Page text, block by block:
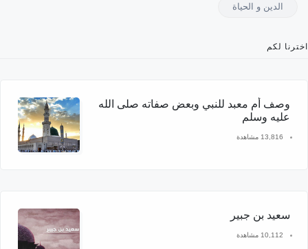
الدين و الحياة
اخترنا لكم
وصف أم معبد للنبي وبعض صفاته صلى الله
عليه وسلم
13,816 مشاهدة
سعيد بن جبير
10,112 مشاهدة